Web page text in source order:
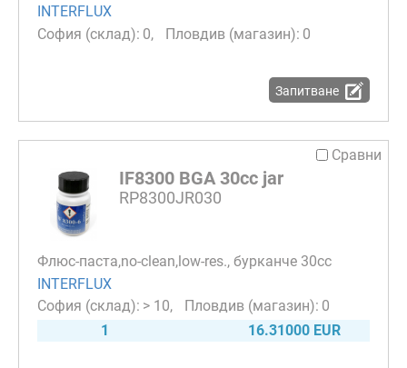
INTERFLUX
0
0
Запитване
Сравни
IF8300 BGA 30cc jar
RP8300JR030
Флюс-паста,no-clean,low-res., бурканче 30cc
INTERFLUX
> 10
0
1
16.31000 EUR